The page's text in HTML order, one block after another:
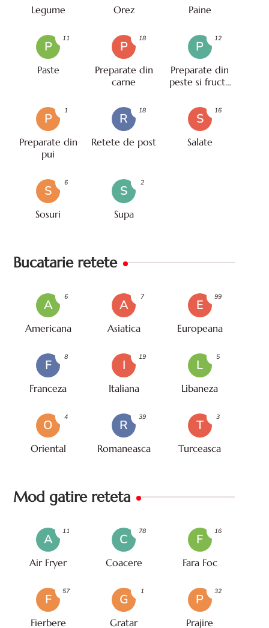
Legume Orez Paine
P
Paste
11
P
Preparate din
carne
18
P
Preparate din
peste si fructe
12
P
Preparate din
pui
1
R
Retete de post
18
S
Salate
16
S
Sosuri
6
S
Supa
2
Bucatarie retete
A
Americana
6
A
Asiatica
7
E
Europeana
99
F
Franceza
8
I
Italiana
19
L
Libaneza
5
O
Oriental
4
R
Romaneasca
39
T
Turceasca
3
Mod gatire reteta
A
Air Fryer
11
C
Coacere
78
F
Fara Foc
16
F
Fierbere
57
G
Gratar
1
P
Prajire
32